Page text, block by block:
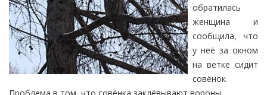
обратилась
женщина и
сообщила, что
у неё за окном
на ветке сидит
совёнок.